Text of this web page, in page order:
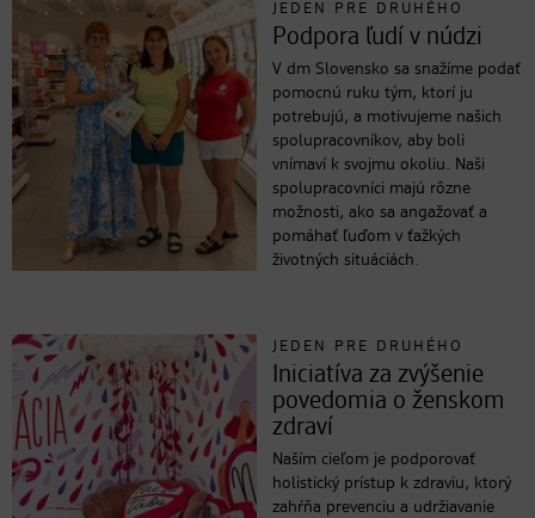
JEDEN PRE DRUHÉHO
Podpora ľudí v núdzi
V dm Slovensko sa snažíme podať
pomocnú ruku tým, ktorí ju
potrebujú, a motivujeme našich
spolupracovníkov, aby boli
vnímaví k svojmu okoliu. Naši
spolupracovníci majú rôzne
možnosti, ako sa angažovať a
pomáhať ľuďom v ťažkých
životných situáciách.
JEDEN PRE DRUHÉHO
Iniciatíva za zvýšenie
povedomia o ženskom
zdraví
Naším cieľom je podporovať
holistický prístup k zdraviu, ktorý
zahŕňa prevenciu a udržiavanie